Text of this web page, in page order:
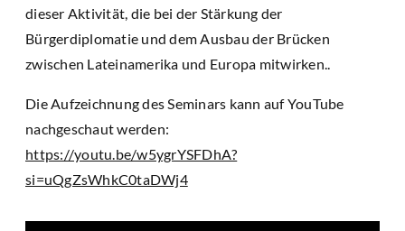
dieser Aktivität, die bei der Stärkung der
Bürgerdiplomatie und dem Ausbau der Brücken
zwischen Lateinamerika und Europa mitwirken..
Die Aufzeichnung des Seminars kann auf YouTube
nachgeschaut werden:
https://youtu.be/w5ygrYSFDhA?
si=uQgZsWhkC0taDWj4